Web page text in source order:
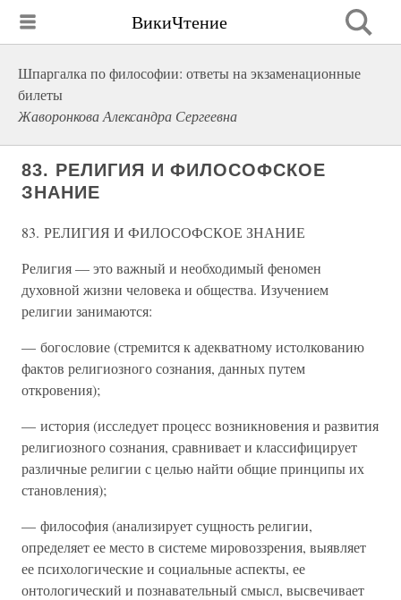
ВикиЧтение
Шпаргалка по философии: ответы на экзаменационные
билеты
Жаворонкова Александра Сергеевна
83. РЕЛИГИЯ И ФИЛОСОФСКОЕ
ЗНАНИЕ
83. РЕЛИГИЯ И ФИЛОСОФСКОЕ ЗНАНИЕ
Религия — это важный и необходимый феномен
духовной жизни человека и общества. Изучением
религии занимаются:
— богословие (стремится к адекватному истолкованию
фактов религиозного сознания, данных путем
откровения);
— история (исследует процесс возникновения и развития
религиозного сознания, сравнивает и классифицирует
различные религии с целью найти общие принципы их
становления);
— философия (анализирует сущность религии,
определяет ее место в системе мировоззрения, выявляет
ее психологические и социальные аспекты, ее
онтологический и познавательный смысл, высвечивает